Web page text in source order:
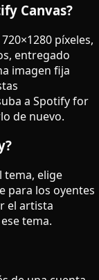
Canvas?
píxeles,
entregado
imagen fija
a Spotify for
de nuevo.
tema, elige
para los oyentes
el artista
tema.